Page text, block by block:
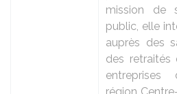
mission de
public, elle
auprès des
des retraités